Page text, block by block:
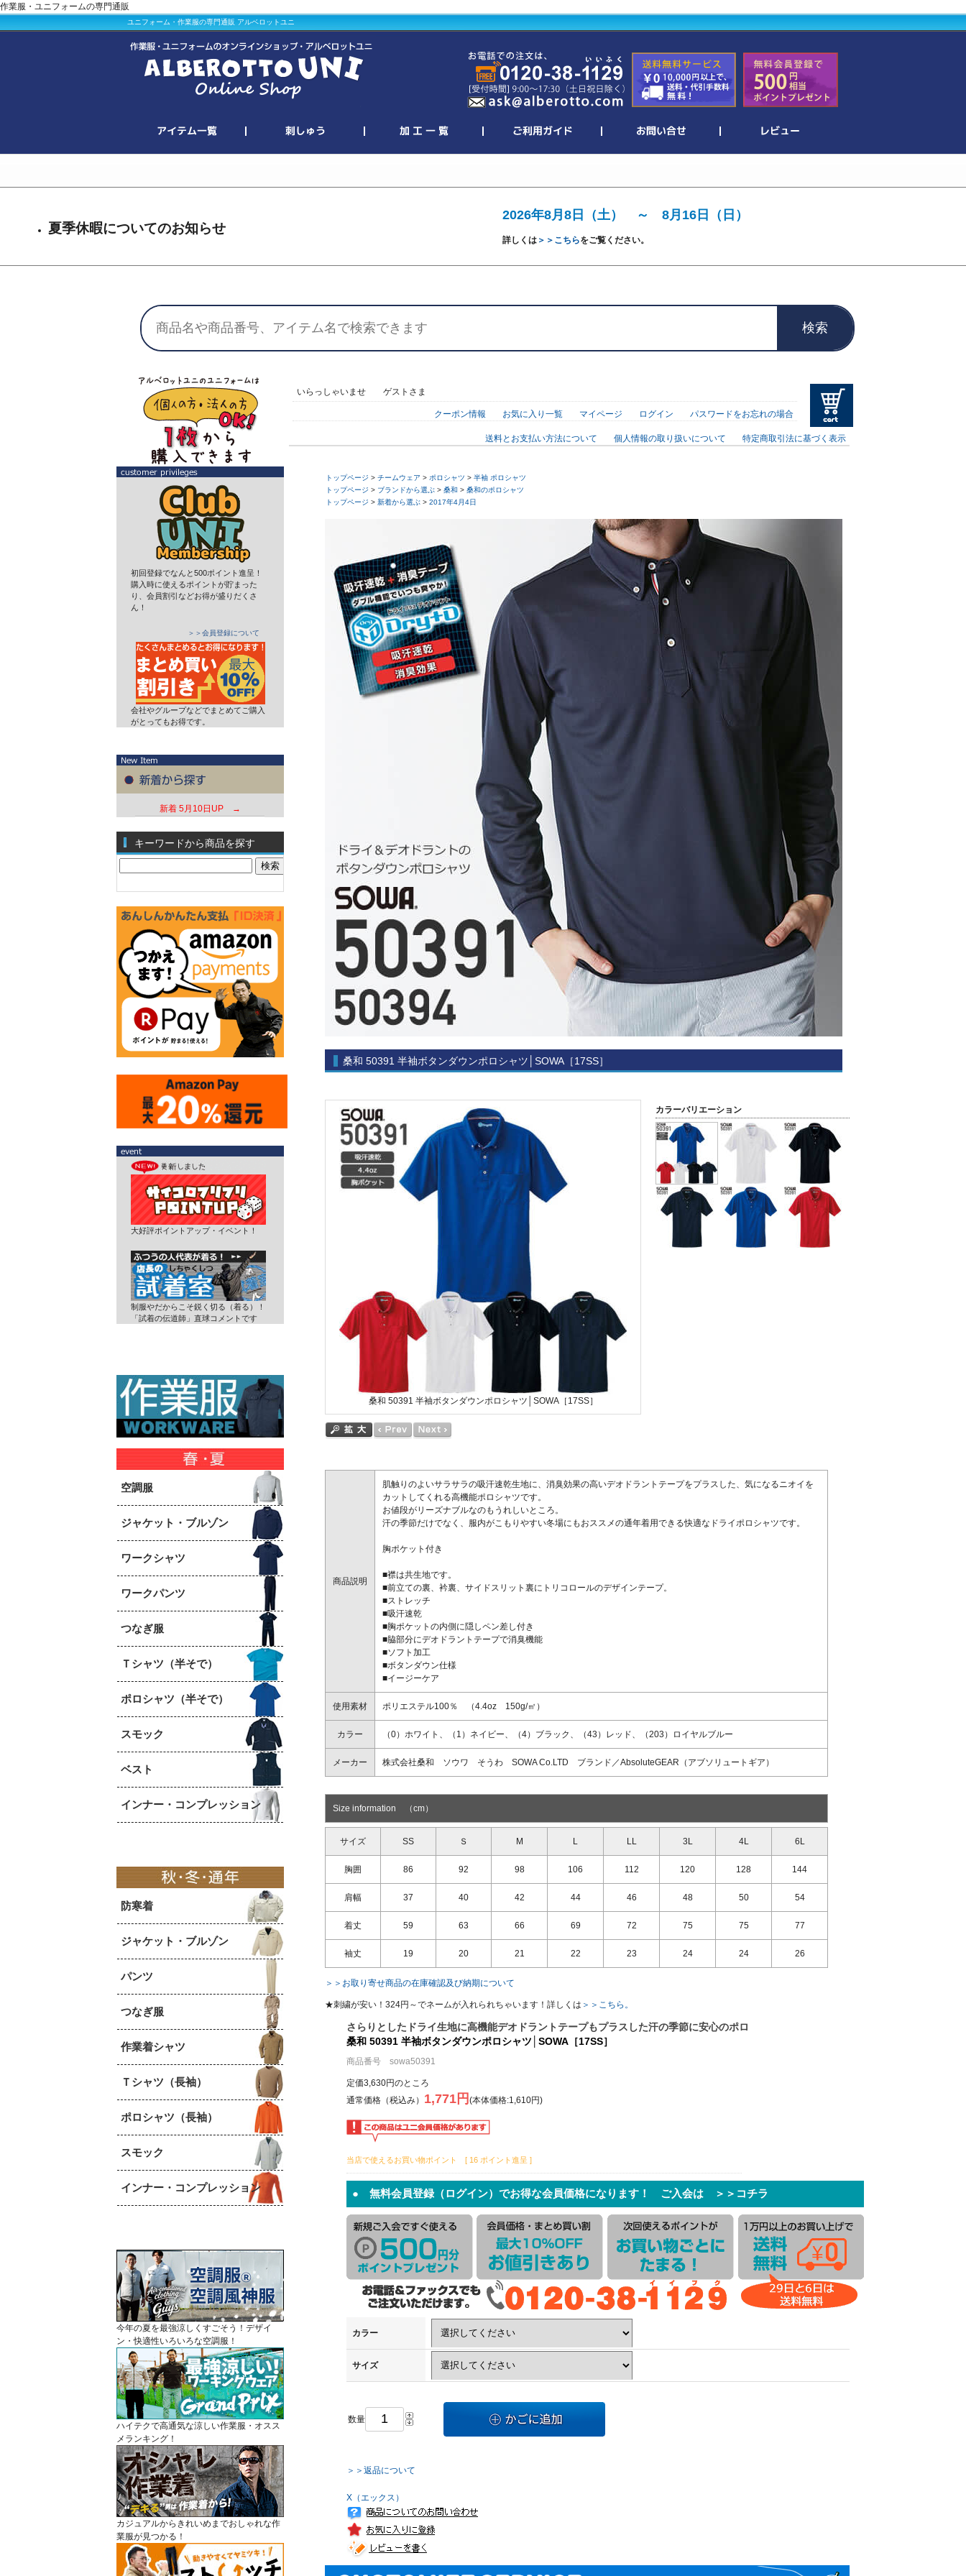
作業服・ユニフォームの専門通販
ユニフォーム・作業服の専門通販 アルベロットユニ
夏季休暇についてのお知らせ
2026年8月8日（土） ～ 8月16日（日）
詳しくは＞＞こちらをご覧ください。
検索
初回登録でなんと500ポイント進呈！
購入時に使えるポイントが貯まった
り、会員割引などお得が盛りだくさ
ん！
＞＞会員登録について
会社やグループなどでまとめてご購入
がとってもお得です。
新着 5月10日UP →
キーワードから商品を探す
大好評ポイントアップ・イベント！
制服やだからこそ鋭く切る（着る）！
「試着の伝道師」直球コメントです
空調服
ジャケット・ブルゾン
ワークシャツ
ワークパンツ
つなぎ服
Ｔシャツ（半そで）
ポロシャツ（半そで）
スモック
ベスト
インナー・コンプレッション
防寒着
ジャケット・ブルゾン
パンツ
つなぎ服
作業着シャツ
Ｔシャツ（長袖）
ポロシャツ（長袖）
スモック
インナー・コンプレッション
今年の夏を最強涼しくすごそう！デザイ
ン・快適性いろいろな空調服！
ハイテクで高通気な涼しい作業服・オスス
メランキング！
カジュアルからきれいめまでおしゃれな作
業服が見つかる！
いらっしゃいませ ゲストさま
クーポン情報 お気に入り一覧 マイページ ログイン パスワードをお忘れの場合
送料とお支払い方法について 個人情報の取り扱いについて 特定商取引法に基づく表示
トップページ > チームウェア > ポロシャツ > 半袖 ポロシャツ
トップページ > ブランドから選ぶ > 桑和 > 桑和のポロシャツ
トップページ > 新着から選ぶ > 2017年4月4日
桑和 50391 半袖ボタンダウンポロシャツ│SOWA［17SS］
カラーバリエーション
桑和 50391 半袖ボタンダウンポロシャツ│SOWA［17SS］
商品説明
肌触りのよいサラサラの吸汗速乾生地に、消臭効果の高いデオドラントテープをプラスした、気になるニオイを
カットしてくれる高機能ポロシャツです。
お値段がリーズナブルなのもうれしいところ。
汗の季節だけでなく、服内がこもりやすい冬場にもおススメの通年着用できる快適なドライポロシャツです。
胸ポケット付き
■襟は共生地です。
■前立ての裏、衿裏、サイドスリット裏にトリコロールのデザインテープ。
■ストレッチ
■吸汗速乾
■胸ポケットの内側に隠しペン差し付き
■脇部分にデオドラントテープで消臭機能
■ソフト加工
■ボタンダウン仕様
■イージーケア
使用素材 ポリエステル100％ （4.4oz 150g/㎡）
カラー （0）ホワイト、（1）ネイビー、（4）ブラック、（43）レッド、（203）ロイヤルブルー
メーカー 株式会社桑和 ソウワ そうわ SOWA Co.LTD ブランド／AbsoluteGEAR（アブソリュートギア）
Size information （cm）
サイズ SS Ｓ M L LL 3L 4L 6L
胸囲 86 92 98 106 112 120 128 144
肩幅 37 40 42 44 46 48 50 54
着丈 59 63 66 69 72 75 75 77
袖丈 19 20 21 22 23 24 24 26
＞＞お取り寄せ商品の在庫確認及び納期について
★刺繍が安い！324円～でネームが入れられちゃいます！詳しくは ＞＞こちら。
さらりとしたドライ生地に高機能デオドラントテープもプラスした汗の季節に安心のポロ
桑和 50391 半袖ボタンダウンポロシャツ│SOWA［17SS］
商品番号 sowa50391
定価3,630円のところ
通常価格（税込み） 1,771円 (本体価格:1,610円)
当店で使えるお買い物ポイント [ 16 ポイント進呈 ]
● 無料会員登録（ログイン）でお得な会員価格になります！ ご入会は ＞＞コチラ
カラー
サイズ
数量
＞＞返品について
X（エックス）